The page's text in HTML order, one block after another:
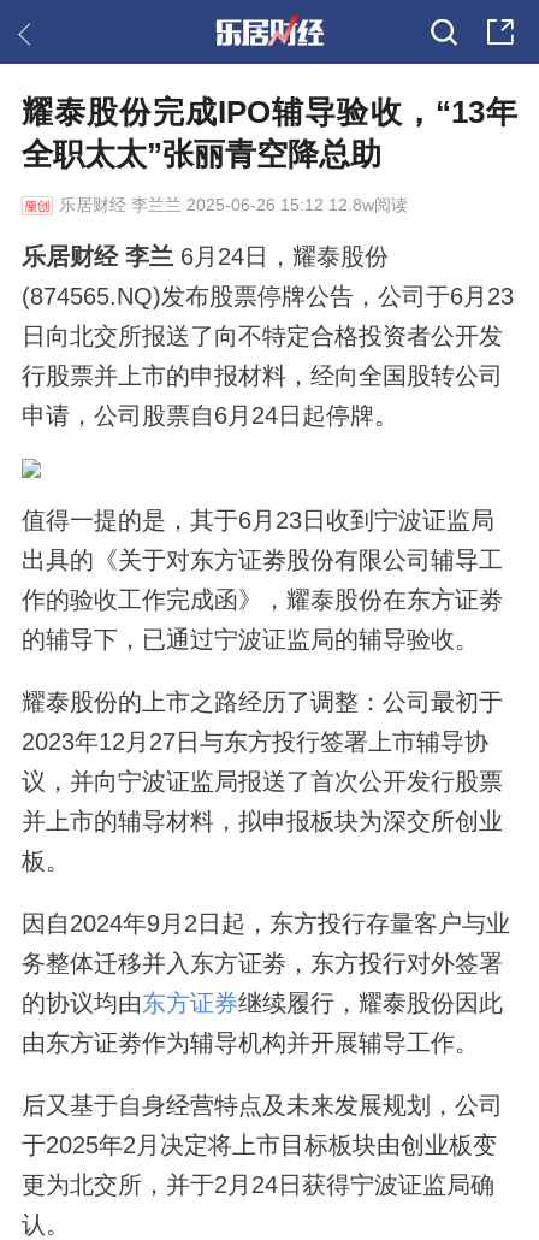
耀泰股份完成IPO辅导验收，“13年
全职太太”张丽青空降总助
乐居财经李兰兰 2025-06-26 15:12 12.8w阅读
乐居财经 李兰 6月24日，耀泰股份
(874565.NQ)发布股票停牌公告，公司于6月23
日向北交所报送了向不特定合格投资者公开发
行股票并上市的申报材料，经向全国股转公司
申请，公司股票自6月24日起停牌。
值得一提的是，其于6月23日收到宁波证监局
出具的《关于对东方证劵股份有限公司辅导工
作的验收工作完成函》，耀泰股份在东方证劵
的辅导下，已通过宁波证监局的辅导验收。
耀泰股份的上市之路经历了调整：公司最初于
2023年12月27日与东方投行签署上市辅导协
议，并向宁波证监局报送了首次公开发行股票
并上市的辅导材料，拟申报板块为深交所创业
板。
因自2024年9月2日起，东方投行存量客户与业
务整体迁移并入东方证劵，东方投行对外签署
的协议均由东方证券继续履行，耀泰股份因此
由东方证劵作为辅导机构并开展辅导工作。
后又基于自身经营特点及未来发展规划，公司
于2025年2月决定将上市目标板块由创业板变
更为北交所，并于2月24日获得宁波证监局确
认。